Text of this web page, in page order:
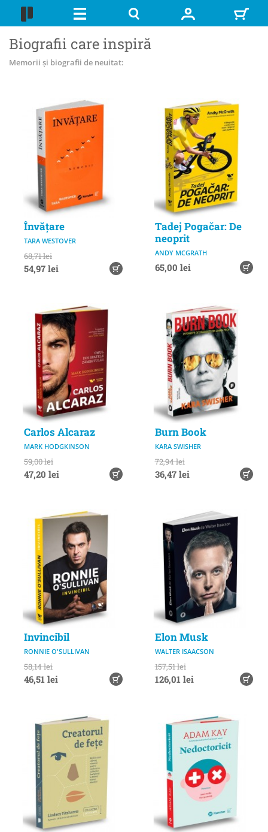
Biografii care inspiră
Memorii și biografii de neuitat:
Învățare
TARA WESTOVER
68,71 lei
54,97 lei
Tadej Pogačar: De
neoprit
ANDY MCGRATH
65,00 lei
Carlos Alcaraz
MARK HODGKINSON
59,00 lei
47,20 lei
Burn Book
KARA SWISHER
72,94 lei
36,47 lei
Invincibil
RONNIE O'SULLIVAN
58,14 lei
46,51 lei
Elon Musk
WALTER ISAACSON
157,51 lei
126,01 lei